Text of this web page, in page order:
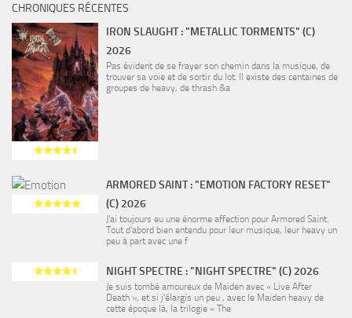
CHRONIQUES RÉCENTES
IRON SLAUGHT : "METALLIC TORMENTS" (C)
2026
Pas évident de se frayer son chemin dans la musique, de
trouver sa voie et de sortir du lot. Il existe des centaines de
groupes de heavy, de thrash &a
ARMORED SAINT : "EMOTION FACTORY RESET"
(C) 2026
J’ai toujours eu une énorme affection pour Armored Saint.
Tout d’abord bien entendu pour leur musique, leur heavy un
peu à part avec une f
NIGHT SPECTRE : "NIGHT SPECTRE" (C) 2026
Je suis tombé amoureux de Maiden avec « Live After
Death », et si j’élargis un peu , avec le Maiden heavy de
cette époque là, la trilogie « The